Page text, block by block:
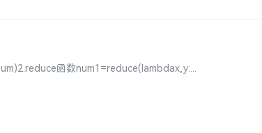
函数num1=reduce(lambdax,y:...